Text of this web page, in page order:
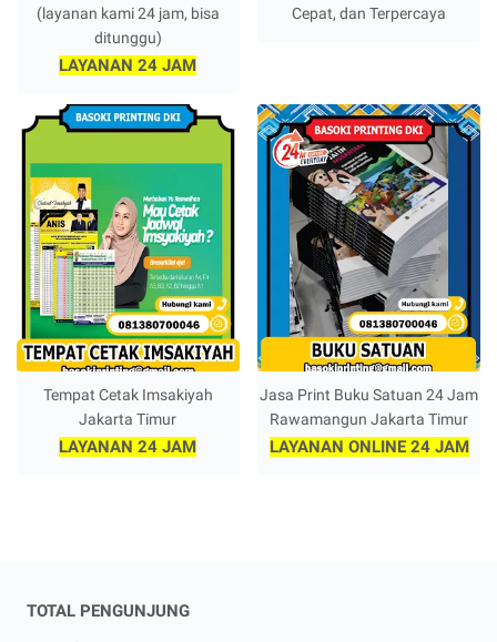
(layanan kami 24 jam, bisa
ditunggu)
LAYANAN 24 JAM
Cepat, dan Terpercaya
Tempat Cetak Imsakiyah
Jakarta Timur
LAYANAN 24 JAM
Jasa Print Buku Satuan 24 Jam
Rawamangun Jakarta Timur
LAYANAN ONLINE 24 JAM
TOTAL PENGUNJUNG